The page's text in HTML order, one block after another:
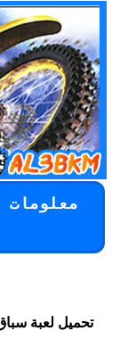
معلومات